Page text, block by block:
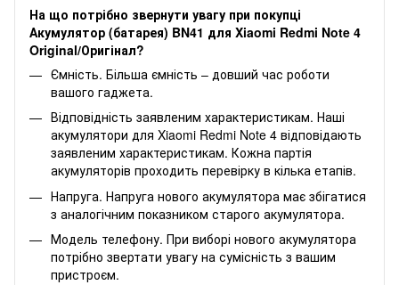
На що потрібно звернути увагу при покупці
Акумулятор (батарея) BN41 для Xiaomi Redmi Note 4
Original/Оригінал?
Ємність. Більша ємність – довший час роботи
вашого гаджета.
Відповідність заявленим характеристикам. Наші
акумулятори для Xiaomi Redmi Note 4 відповідають
заявленим характеристикам. Кожна партія
акумуляторів проходить перевірку в кілька етапів.
Напруга. Напруга нового акумулятора має збігатися
з аналогічним показником старого акумулятора.
Модель телефону. При виборі нового акумулятора
потрібно звертати увагу на сумісність з вашим
пристроєм.